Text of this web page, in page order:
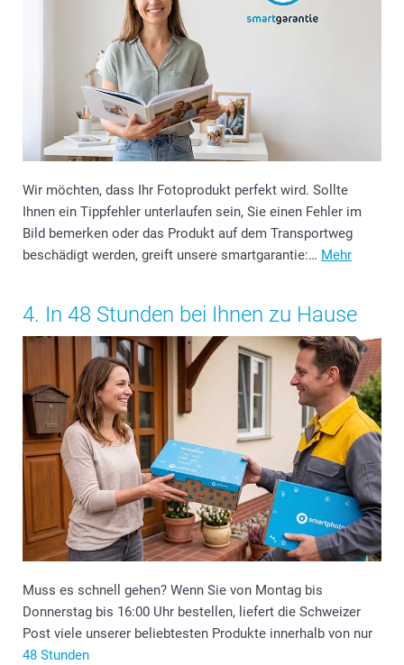
Wir möchten, dass Ihr Fotoprodukt perfekt wird. Sollte
Ihnen ein Tippfehler unterlaufen sein, Sie einen Fehler im
Bild bemerken oder das Produkt auf dem Transportweg
beschädigt werden, greift unsere smartgarantie:… Mehr
4. In 48 Stunden bei Ihnen zu Hause
Muss es schnell gehen? Wenn Sie von Montag bis
Donnerstag bis 16:00 Uhr bestellen, liefert die Schweizer
Post viele unserer beliebtesten Produkte innerhalb von nur
48 Stunden